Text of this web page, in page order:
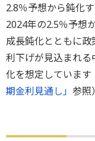
2.8％予想から鈍化
2024年の2.5％予想
成長鈍化とともに
利下げが見込まれ
化を想定していま
期金利見通し」 参照